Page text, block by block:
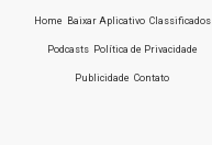
Home Baixar Aplicativo Classificados
Podcasts Política de Privacidade
Publicidade Contato